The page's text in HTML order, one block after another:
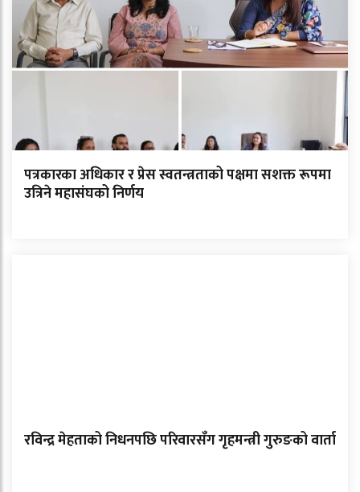
पत्रकारका अधिकार र प्रेस स्वतन्त्रताको पक्षमा सशक्त रूपमा
उत्रिने महासंघको निर्णय
रविन्द्र मेहताको निधनपछि परिवारसँग गृहमन्त्री गुरुङको वार्ता